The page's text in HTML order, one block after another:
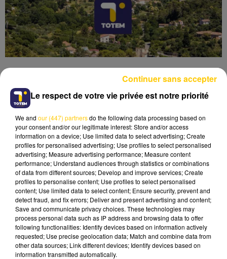
Lecture (4 min 6 sec)
19 mai 2026 - 4 min 6 sec
L'INFO DU GARD DU 19/05/26 À 07H29
Ecoutez sur Totem l'information en Lozère et sur
le bassin d'Alès avec les reportages de nos
journalistes sur le terrain.
Le respect de votre vie privée est notre priorité
We and our (447) partnersdo the following data processing based on
your consent and/or our legitimate interest: Store and/or access
information on a device; Use limited data to select advertising; Create
profiles for personalised advertising; Use profiles to select personalised
advertising; Measure advertising performance; Measure content
performance; Understand audiences through statistics or combinations
of data from different sources; Develop and improve services; Create
profiles to personalise content; Use profiles to select personalised
content; Use limited data to select content; Ensure security, prevent and
detect fraud, and fix errors; Deliver and present advertising and content;
Save and communicate privacy choices. These technologies may
process personal data such as IP address and browsing data to offer
following functionalities: Identify devices based on information actively
requested; Use precise geolocation data; Match and combine data from
other data sources; Link different devices; Identify devices based on
information transmitted automatically.
Continuer sans accepter